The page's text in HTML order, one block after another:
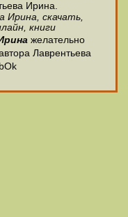
Ирина.
Ирина, скачать,
книги
желательно
Лаврентьева